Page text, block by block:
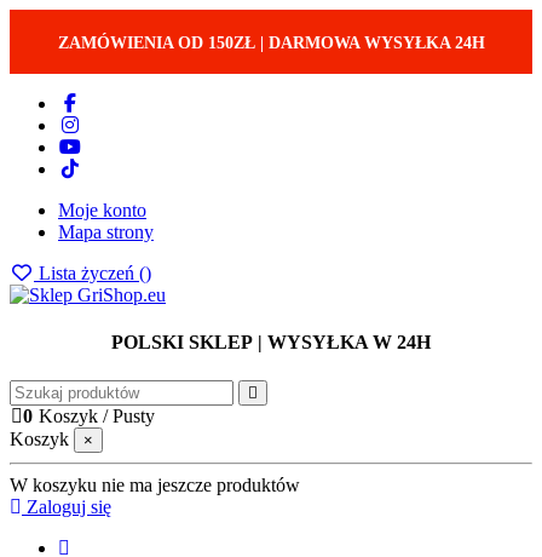
ZAMÓWIENIA OD 150ZŁ| DARMOWA WYSYŁKA 24H
Moje konto
Mapa strony
Lista życzeń ()
POLSKI SKLEP | WYSYŁKA W 24H
0 Koszyk /Pusty
Koszyk
×
W koszyku nie ma jeszcze produktów
Zaloguj się